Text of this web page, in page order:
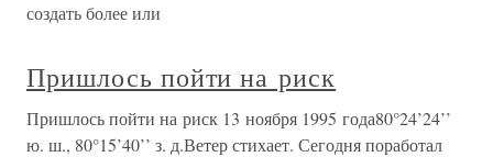
создать более или
Пришлось пойти на риск
Пришлось пойти на риск 13 ноября 1995 года80°24’24’’
ю. ш., 80°15’40’’ з. д.Ветер стихает. Сегодня поработал